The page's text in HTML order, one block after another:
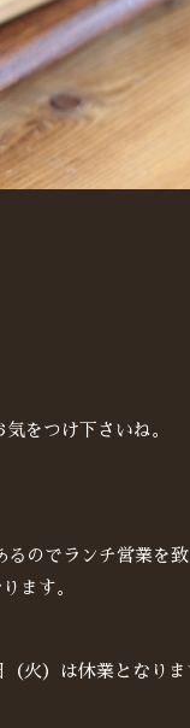
をつけ下さいね。
のでランチ営業を
ます。
火）は休業となりま